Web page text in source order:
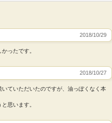
で柔らかな油揚げ」が登
あげ」は、今までの油揚
。油っぽさも少ないの
もいりません。そのまま
2018/10/29
ったです。
2018/10/27
ていただいたのですが、油っぽくなく本
思います。